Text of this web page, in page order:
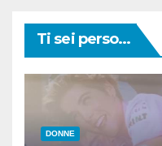
Ti sei perso...
DONNE